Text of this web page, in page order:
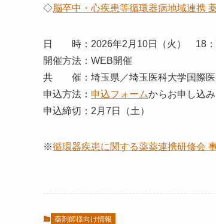
◇脳卒中・心疾患等循環器病地域連携
日 時：2026年2月10日（火） 18：
開催方法：WEB開催
共 催：埼玉県／埼玉医科大学国際医
申込方法： 申込フォームからお申し込み
申込締切：2月7日（土）
※循環器疾患に関する薬薬連携研修会
薬剤師様向け情報